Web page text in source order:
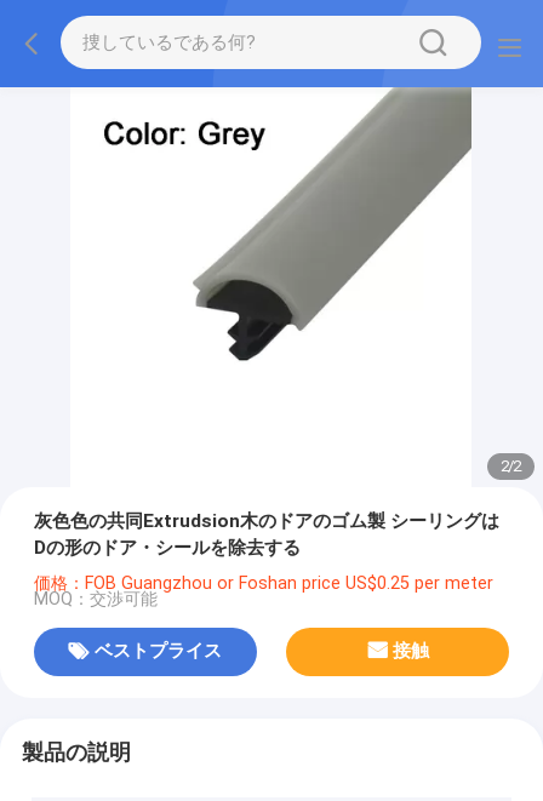
2/2
灰色色の共同Extrudsion木のドアのゴム製 シーリングは
Dの形のドア・シールを除去する
価格：FOB Guangzhou or Foshan price US$0.25 per meter
MOQ：交渉可能
ベストプライス 接触
製品の説明